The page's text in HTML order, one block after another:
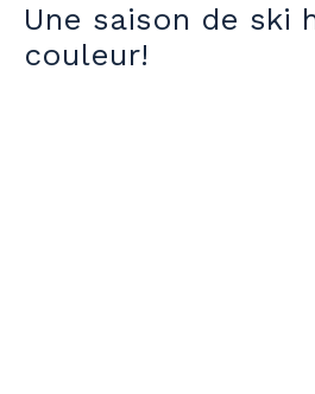
Une saison de ski
couleur!